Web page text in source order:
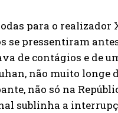
para o
pressentiram
de contágios e de
não muito longe
não só na
sublinha a